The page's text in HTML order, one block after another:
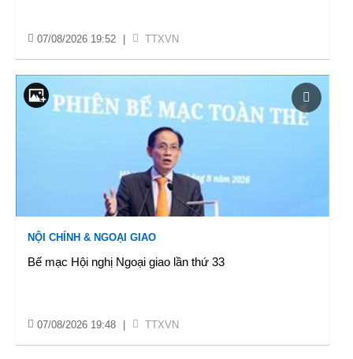
07/08/2026 19:52 TTXVN
NỘI CHÍNH & NGOẠI GIAO
Bế mạc Hội nghị Ngoại giao lần thứ 33
07/08/2026 19:48 TTXVN